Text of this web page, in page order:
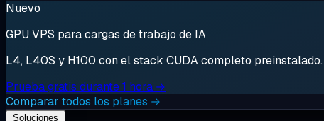
Nuevo
GPU VPS para cargas de trabajo de IA
L4, L40S y H100 con el stack CUDA completo
Prueba gratis durante 1 hora →
Comparar todos los planes →